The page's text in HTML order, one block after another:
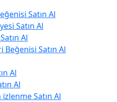
Satın Al
Satın Al
Al
Satın Al
Al
Al
izlenme Satın Al